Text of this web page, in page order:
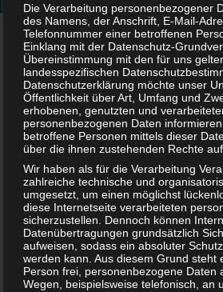
Sport
Schlagwort:
Die Verarbeitung personenbezogener
des Namens, der Anschrift, E-Mail-
Telefonnummer einer betroffenen
Einklang mit der Datenschutz-
Übereinstimmung mit den für uns
landesspezifischen
Datenschutzerklärung möchte unser
Öffentlichkeit über Art, Umfang und
erhobenen, genutzten und
personenbezogenen Daten
betroffene Personen mittels dieser
über die ihnen zustehenden Rechte
Wir haben als für die Verarbeitung
zahlreiche technische und
umgesetzt, um einen möglichst
diese Internetseite verarbeiteten
sicherzustellen. Dennoch können
Datenübertragungen grundsätzlich
aufweisen, sodass ein absoluter
werden kann. Aus diesem Grund steht
Person frei, personenbezogene Daten
Wegen, beispielsweise telefonisch, an